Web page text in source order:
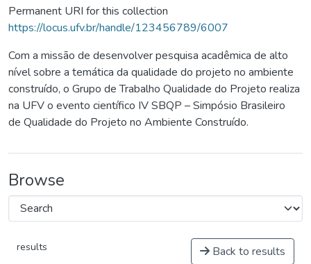
Permanent URI for this collection
https://locus.ufv.br/handle/123456789/6007
Com a missão de desenvolver pesquisa acadêmica de alto
nível sobre a temática da qualidade do projeto no ambiente
construído, o Grupo de Trabalho Qualidade do Projeto realiza
na UFV o evento científico IV SBQP – Simpósio Brasileiro
de Qualidade do Projeto no Ambiente Construído.
Browse
results Back to results